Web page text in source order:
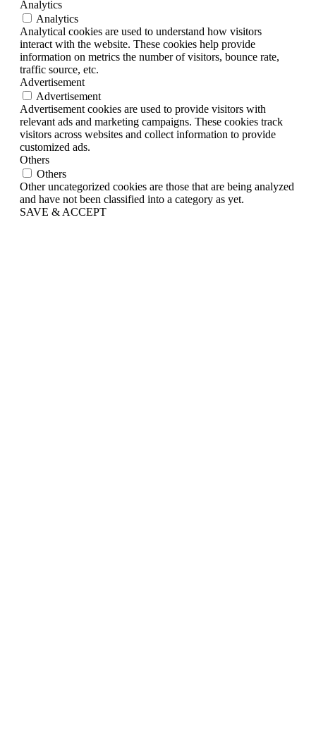
Analytics
Analytics
Analytical cookies are used to understand how visitors
interact with the website. These cookies help provide
information on metrics the number of visitors, bounce rate,
traffic source, etc.
Advertisement
Advertisement
Advertisement cookies are used to provide visitors with
relevant ads and marketing campaigns. These cookies track
visitors across websites and collect information to provide
customized ads.
Others
Others
Other uncategorized cookies are those that are being analyzed
and have not been classified into a category as yet.
SAVE & ACCEPT